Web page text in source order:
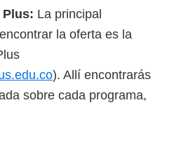
Plus: La principal
la oferta es la
). Allí encontrarás
sobre cada programa,